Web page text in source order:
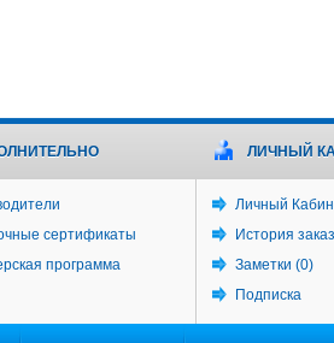
сертификаты
программа
ЛИЧНЫЙ
Личный
История
Заметки (0)
Подписка